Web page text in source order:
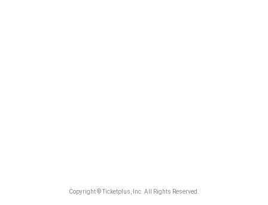
Copyright © Ticketplus, Inc. All Rights Reserved.